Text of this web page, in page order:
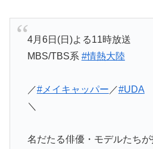
4月6日(日)よる11時放送
MBS/TBS系 #情熱大陸
／#メイキャッパー ／#UDA
＼
名だたる俳優・モデルたちが